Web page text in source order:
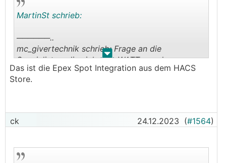
. .
MartinSt schrieb:
──────..
mc_givertechnik schrieb: Frage an die
Spezialisten, die sich mit aWATTar und
Homeassistant befassen.
───────────────
Das ist die Epex Spot Integration aus dem HACS
Store.
ck 24.12.2023 (#1564)